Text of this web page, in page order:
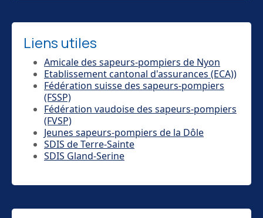
Liens utiles
Amicale des sapeurs-pompiers de Nyon
Etablissement cantonal d'assurances (ECA))
Fédération suisse des sapeurs-pompiers
(FSSP)
Fédération vaudoise des sapeurs-pompiers
(FVSP)
Jeunes sapeurs-pompiers de la Dôle
SDIS de Terre-Sainte
SDIS Gland-Serine